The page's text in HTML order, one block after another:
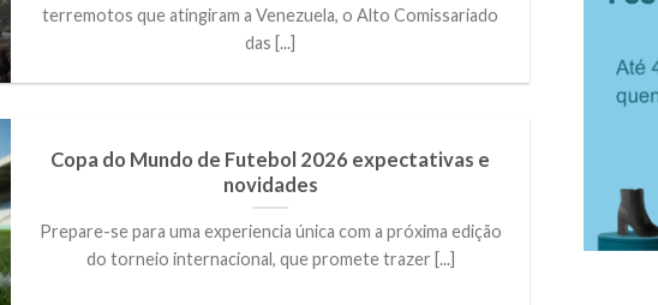
terremotos que atingiram a Venezuela, o Alto Comissariado
das [...]
Copa do Mundo de Futebol 2026 expectativas e
novidades
Prepare-se para uma experiencia única com a próxima edição
do torneio internacional, que promete trazer [...]